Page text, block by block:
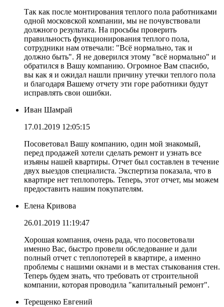
Так как после монтирования теплого пола работниками
одной московской компании, мы не почувствовали
должного результата. На просьбы проверить
правильность функционирования теплого пола,
сотрудники нам отвечали: "Всё нормально, так и
должно быть". Я не доверился этому "всё нормально" и
обратился в Вашу компанию. Огромное Вам спасибо,
вы как я и ожидал нашли причину утечки теплого пола
и благодаря Вашему отчету эти горе работники будут
исправлять свои ошибки.
Иван Шамрай
17.01.2019 12:05:15
Посоветовал Вашу компанию, один мой знакомый,
перед продажей хотели сделать ремонт и узнать все
изъяны нашей квартиры. Отчет был составлен в течение
двух выездов специалиста. Экспертиза показала, что в
квартире нет теплопотерь. Теперь, этот отчет, мы можем
предоставить нашим покупателям.
Елена Кривова
26.01.2019 11:19:47
Хорошая компания, очень рада, что посоветовали
именно Вас, быстро провели обследование и дали
полный отчет с теплопотерей в квартире, а именно
проблемы с нашими окнами и в местах стыкования стен.
Теперь будем знать, что требовать от строительной
компании, которая проводила "капитальный ремонт".
Терещенко Евгений